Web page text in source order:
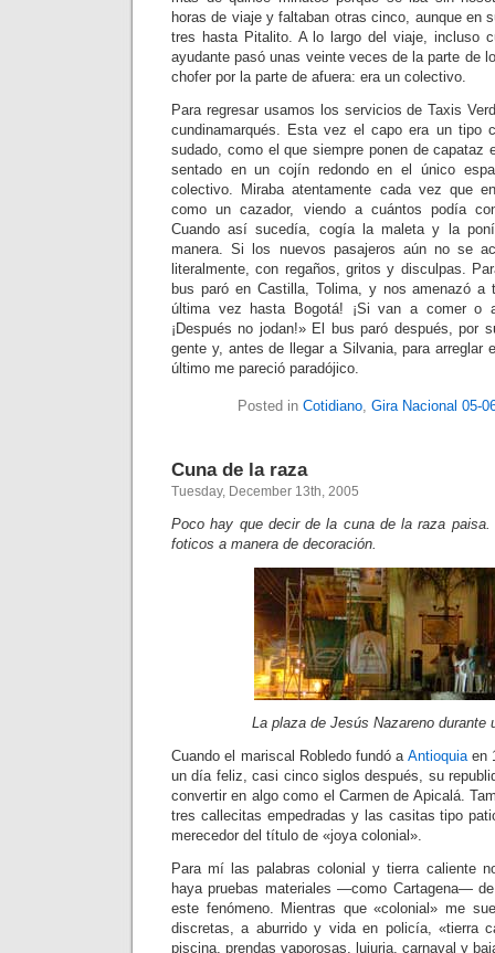
horas de viaje y faltaban otras cinco, aunque en
tres hasta Pitalito. A lo largo del viaje, incluso
ayudante pasó unas veinte veces de la parte de
chofer por la parte de afuera: era un colectivo.
Para regresar usamos los servicios de Taxis
cundinamarqués. Esta vez el capo era un tipo
sudado, como el que siempre ponen de capataz
sentado en un cojín redondo en el único
colectivo. Miraba atentamente cada vez que
como un cazador, viendo a cuántos podía
Cuando así sucedía, cogía la maleta y la
manera. Si los nuevos pasajeros aún no se
literalmente, con regaños, gritos y disculpas.
bus paró en Castilla, Tolima, y nos amenazó a
última vez hasta Bogotá! ¡Si van a comer
¡Después no jodan!» El bus paró después, por
gente y, antes de llegar a Silvania, para arreglar
último me pareció paradójico.
Posted in Cotidiano, Gira Nacional 05-
Cuna de la raza
Tuesday, December 13th, 2005
Poco hay que decir de la cuna de la raza
foticos a manera de decoración.
La plaza de Jesús Nazareno durante
Cuando el mariscal Robledo fundó a Antioquiaen
un día feliz, casi cinco siglos después, su
convertir en algo como el Carmen de Apicalá.
tres callecitas empedradas y las casitas tipo
merecedor del título de «joya colonial».
Para mí las palabras colonial y tierra caliente
haya pruebas materiales —como Cartagena—
este fenómeno. Mientras que «colonial» me
discretas, a aburrido y vida en policía, «tierra
piscina, prendas vaporosas, lujuria, carnaval y